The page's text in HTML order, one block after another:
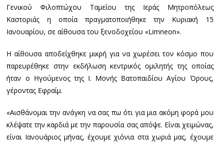
Γενικού Φιλοπτώχου Ταμείου της Ιεράς Μητροπόλεως
Καστοριάς η οποία πραγματοποιήθηκε την Κυριακή 15
Ιανουαρίου, σε αίθουσα του ξενοδοχείου «Limneon».
Η αίθουσα αποδείχθηκε μικρή για να χωρέσει τον κόσμο που
παρευρέθηκε στην εκδήλωση κεντρικός ομιλητής της οποίας
ήταν ο Ηγούμενος της Ι. Μονής Βατοπαιδίου Αγίου Όρους,
γέροντας Εφραίμ.
«Αισθάνομαι την ανάγκη να σας πω ότι για μια ακόμη φορά μου
κλέψατε την καρδιά με την παρουσία σας απόψε. Είναι χειμώνας,
είναι Ιανουάριος μήνας, έχουμε χιόνια στα χωριά μας, έχουμε